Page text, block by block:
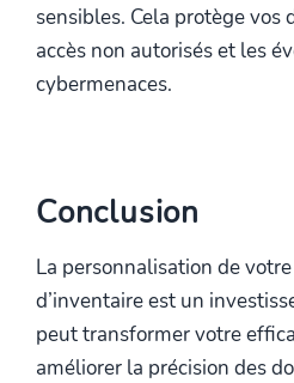
sensibles. Cela protège vos
accès non autorisés et les
cybermenaces.
Conclusion
La personnalisation de
d’inventaire est un
peut transformer votre
améliorer la précision des